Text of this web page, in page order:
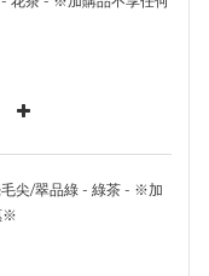
尖/翠品綠 - 綠茶 - ※加
※